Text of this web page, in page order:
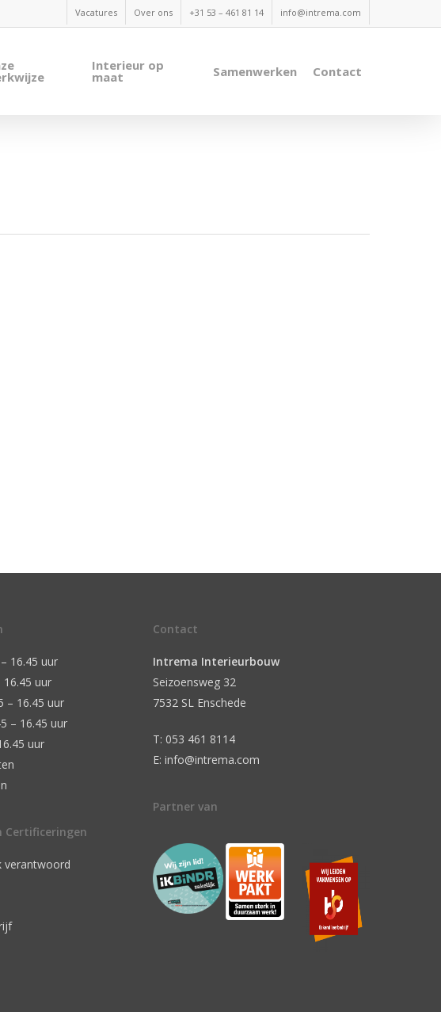
Vacatures Over ons +31 53 – 461 81 14 info@intrema.com
Interieur op
maat Samenwerken Contact
16.45 uur
16.45 uur
– 16.45 uur
– 16.45 uur
uur
Certificeringen
verantwoord
Contact
Intrema Interieurbouw
Seizoensweg 32
7532 SL Enschede
T: 053 461 8114
E: info@intrema.com
Partner van